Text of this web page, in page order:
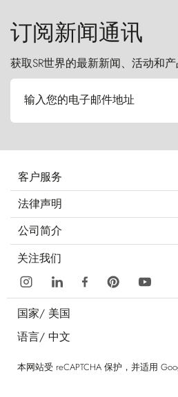
订阅新闻通讯
获取SR世界的最新新闻、活动和
输入您的电子邮件地址
客户服务
法律声明
公司简介
关注我们
国家/ 美国
语言/ 中文
本网站受 reCAPTCHA 保护，并适用